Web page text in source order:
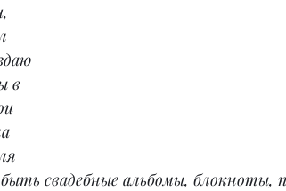
в
свадебные альбомы, блокноты,